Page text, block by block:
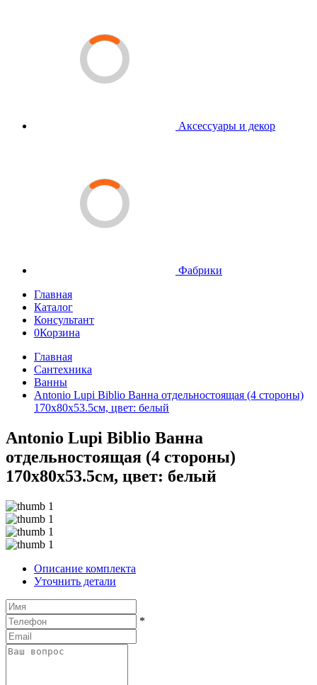
Аксессуары и декор
Фабрики
Главная
Каталог
Консультант
0Корзина
Главная
Сантехника
Ванны
Antonio Lupi Biblio Ванна отдельностоящая (4 стороны)
170х80х53.5см, цвет: белый
Antonio Lupi Biblio Ванна
отдельностоящая (4 стороны)
170х80х53.5см, цвет: белый
Описание комплекта
Уточнить детали
*